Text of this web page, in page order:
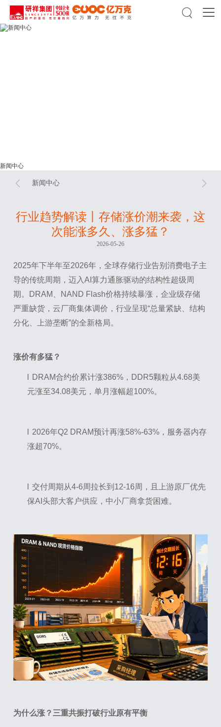

新闻中心
新闻中心
 
行业趋势解读丨存储涨价潮来袭，这
次能涨多久、涨多猛？
2026-05-26
2025年下半年至2026年，全球存储行业告别消费电子主
导的传统周期，迈入AI算力通胀驱动的结构性超级周
期。DRAM、NAND Flash价格持续暴涨，企业级存储
严重缺货，云厂商集体调价，行业呈现“总量紧缺、结构
分化、上游垄断”的全新格局。
涨价有多猛？
DRAM合约价累计涨386%，DDR5颗粒从4.68美
元涨至34.08美元，单月涨幅超100%。
2026年Q2 DRAM预计再涨58%-63%，服务器内存
涨超70%。
交付周期从4-6周拉长到12-16周，且上游原厂优先
保AI头部大客户供应，中小厂商拿货困难。
为什么涨？三重共振打破行业原有平衡